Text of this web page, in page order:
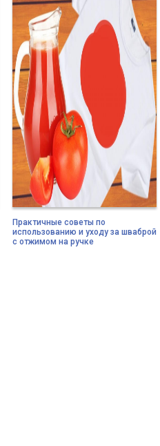
Практичные советы по
использованию и уходу за шваброй
с отжимом на ручке